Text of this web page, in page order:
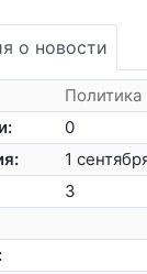
о новости
Политика
0
1
3